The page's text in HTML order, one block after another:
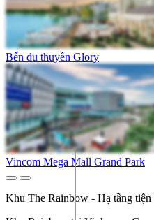
Bến du thuyền Glory
Vincom Mega Mall Grand Park
Khu The Rainbow - Hạ tầng